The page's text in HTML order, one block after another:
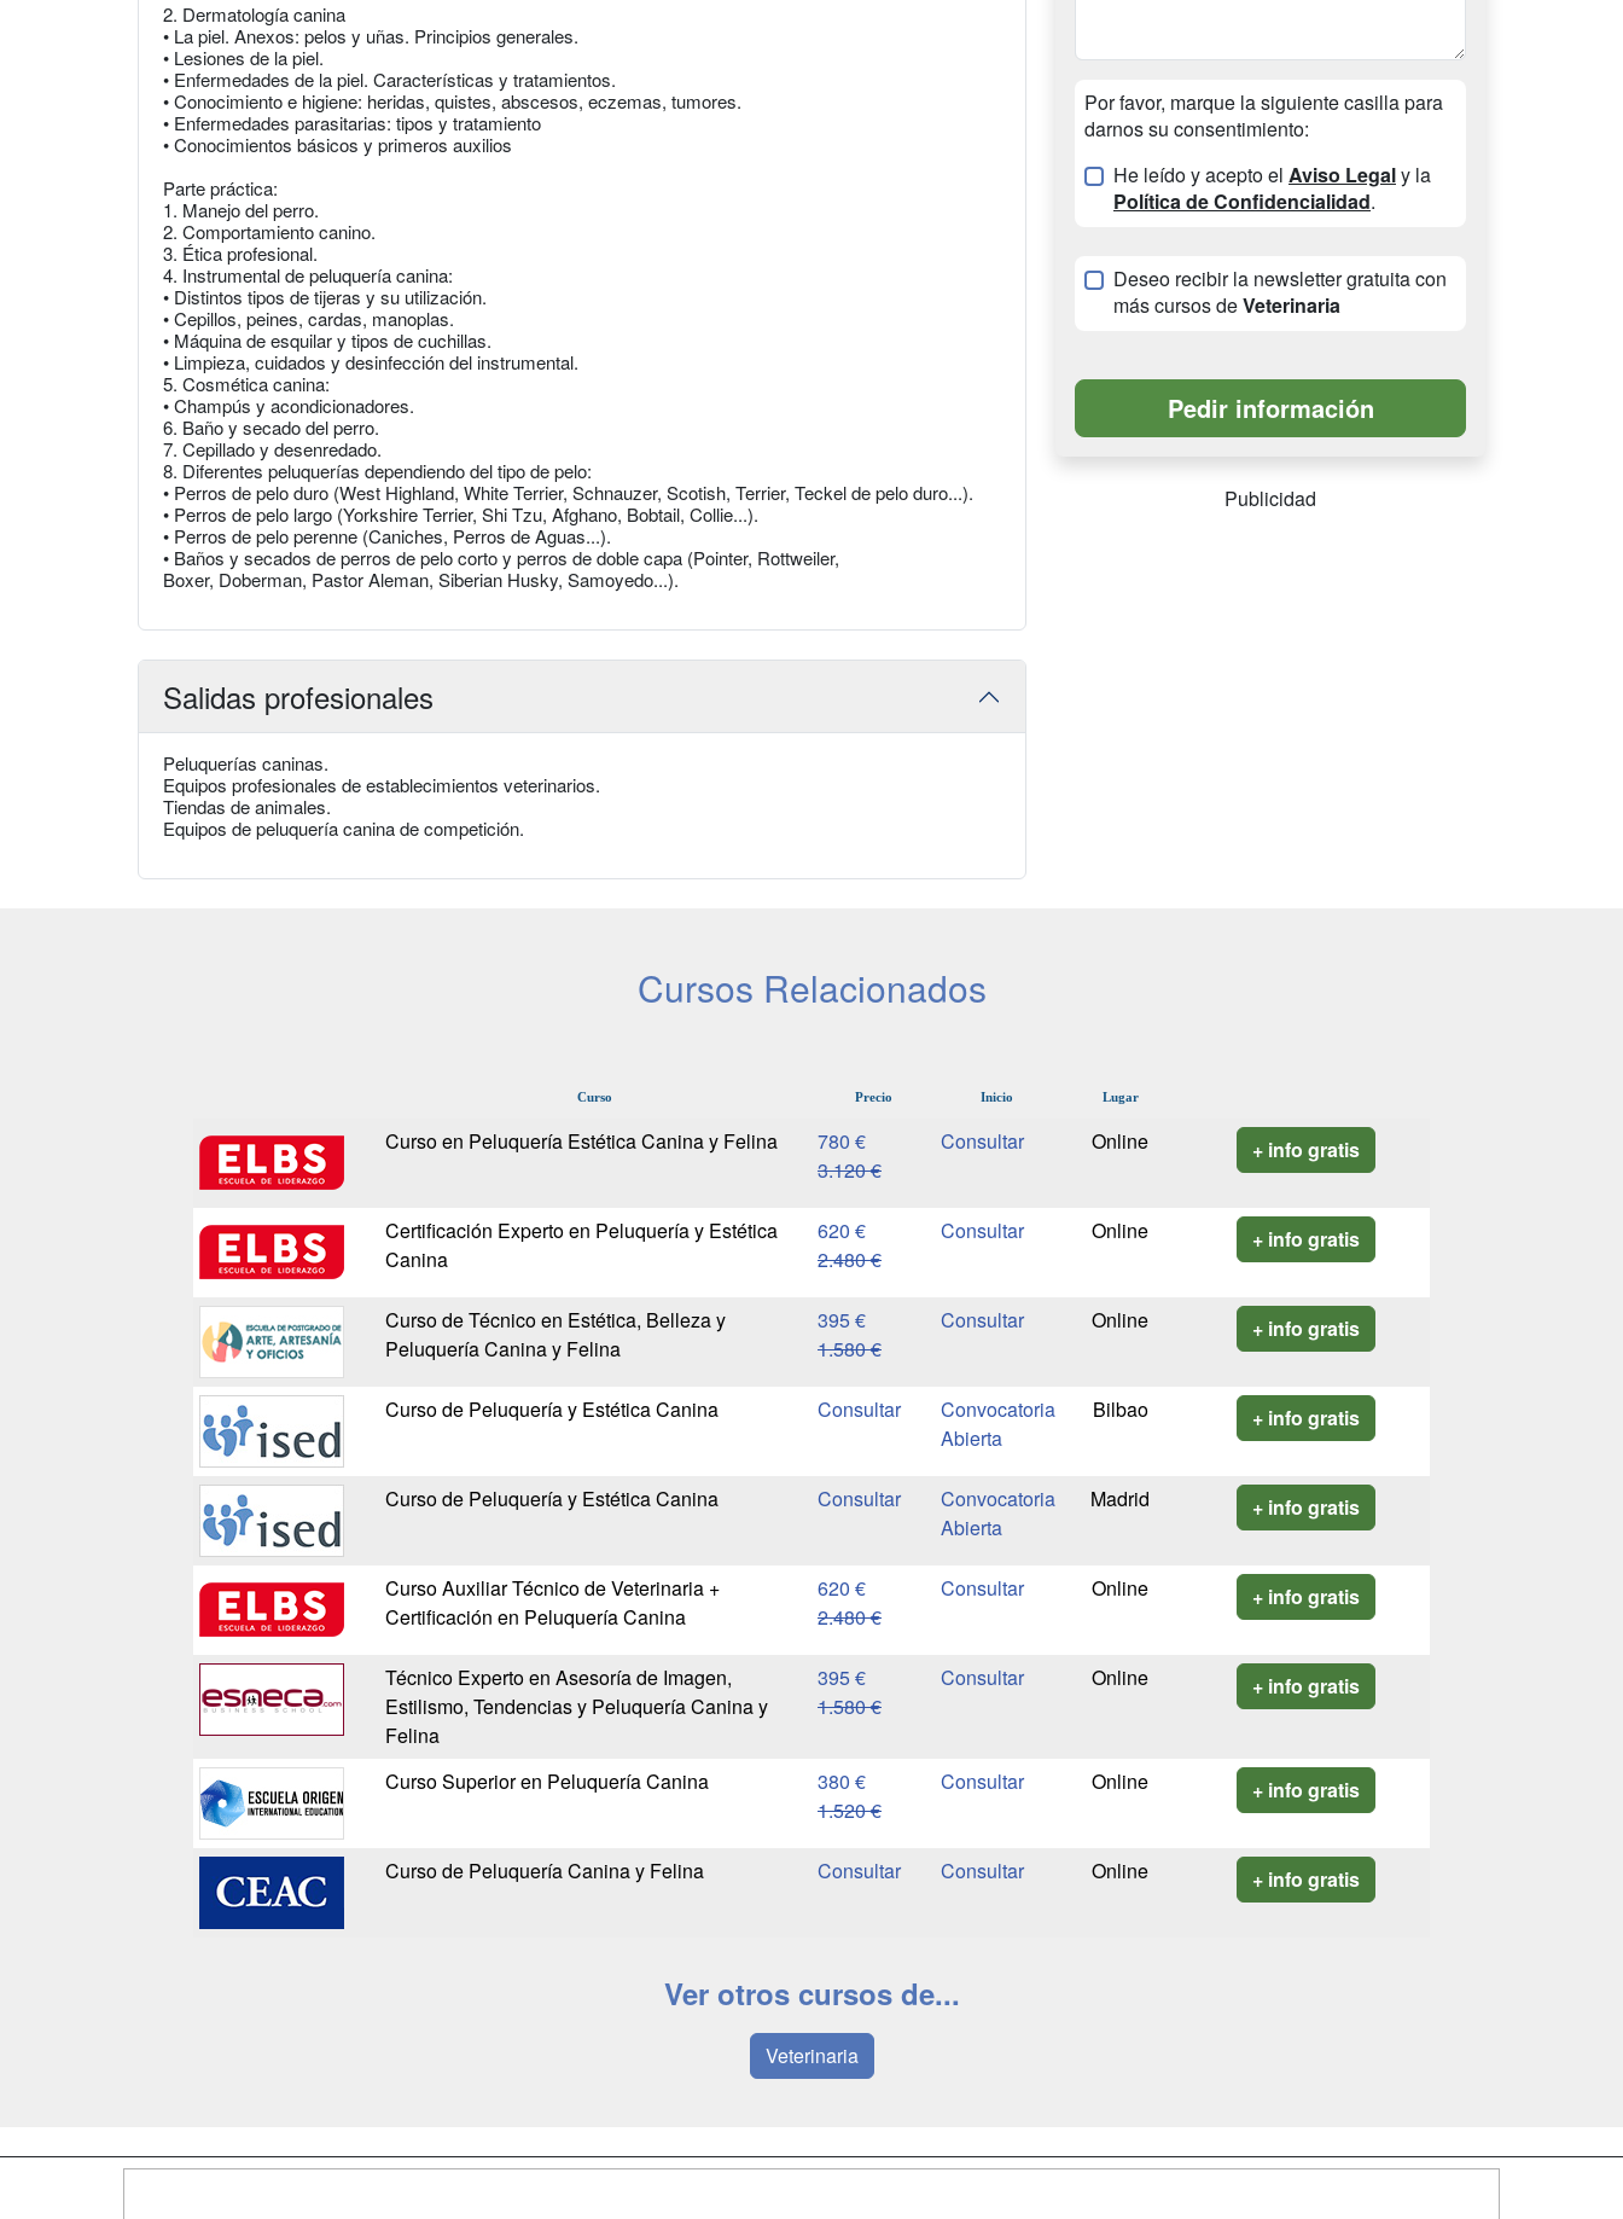
2. Dermatología canina
• La piel. Anexos: pelos y uñas. Principios generales.
• Lesiones de la piel.
• Enfermedades de la piel. Características y tratamientos.
• Conocimiento e higiene: heridas, quistes, abscesos, eczemas, tumores.
• Enfermedades parasitarias: tipos y tratamiento
• Conocimientos básicos y primeros auxilios
Parte práctica:
1. Manejo del perro.
2. Comportamiento canino.
3. Ética profesional.
4. Instrumental de peluquería canina:
• Distintos tipos de tijeras y su utilización.
• Cepillos, peines, cardas, manoplas.
• Máquina de esquilar y tipos de cuchillas.
• Limpieza, cuidados y desinfección del instrumental.
5. Cosmética canina:
• Champús y acondicionadores.
6. Baño y secado del perro.
7. Cepillado y desenredado.
8. Diferentes peluquerías dependiendo del tipo de pelo:
• Perros de pelo duro (West Highland, White Terrier, Schnauzer, Scotish, Terrier, Teckel de pelo duro...).
• Perros de pelo largo (Yorkshire Terrier, Shi Tzu, Afghano, Bobtail, Collie...).
• Perros de pelo perenne (Caniches, Perros de Aguas...).
• Baños y secados de perros de pelo corto y perros de doble capa (Pointer, Rottweiler,
Boxer, Doberman, Pastor Aleman, Siberian Husky, Samoyedo...).
Salidas profesionales
Peluquerías caninas.
Equipos profesionales de establecimientos veterinarios.
Tiendas de animales.
Equipos de peluquería canina de competición.
Por favor, marque la siguiente casilla para
darnos su consentimiento:
He leído y acepto el Aviso Legaly la
Política de Confidencialidad.
Deseo recibir la newsletter gratuita con
más cursos deVeterinaria
Publicidad
Cursos Relacionados
Curso Precio Inicio Lugar
Curso en Peluquería Estética Canina y Felina
780 €
3.120 €
Online + info gratis
Certificación Experto en Peluquería y Estética
Canina
620 €
2.480 €
Online + info gratis
Curso de Técnico en Estética, Belleza y
Peluquería Canina y Felina
395 €
1.580 €
Online + info gratis
Curso de Peluquería y Estética Canina
Convocatoria
Abierta
Bilbao + info gratis
Curso de Peluquería y Estética Canina
Convocatoria
Abierta
Madrid + info gratis
Curso Auxiliar Técnico de Veterinaria +
Certificación en Peluquería Canina
620 €
2.480 €
Online + info gratis
Técnico Experto en Asesoría de Imagen,
Estilismo, Tendencias y Peluquería Canina y
Felina
395 €
1.580 €
Online + info gratis
Curso Superior en Peluquería Canina
380 €
1.520 €
Online + info gratis
Curso de Peluquería Canina y Felina Online + info gratis
Ver otros cursos de...
Veterinaria